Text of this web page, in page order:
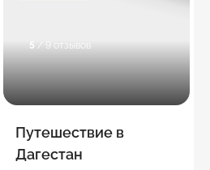
5 / 9 отзывов
Путешествие в
Дагестан